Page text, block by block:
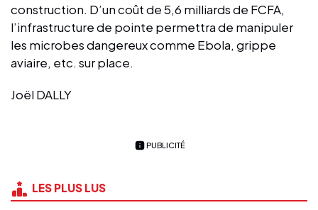
construction. D’un coût de 5,6 milliards de FCFA,
l’infrastructure de pointe permettra de manipuler
les microbes dangereux comme Ebola, grippe
aviaire, etc. sur place.
Joël DALLY
PUBLICITÉ
LES PLUS LUS